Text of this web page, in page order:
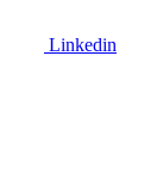
Linkedin